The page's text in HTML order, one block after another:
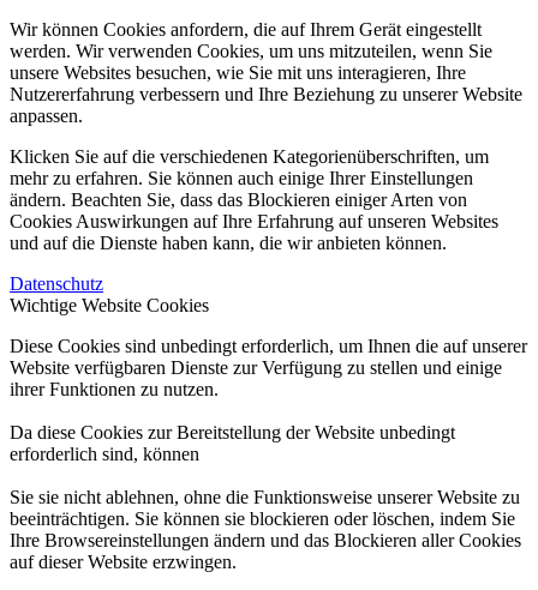
Wir können Cookies anfordern, die auf Ihrem Gerät eingestellt
werden. Wir verwenden Cookies, um uns mitzuteilen, wenn Sie
unsere Websites besuchen, wie Sie mit uns interagieren, Ihre
Nutzererfahrung verbessern und Ihre Beziehung zu unserer Website
anpassen.
Klicken Sie auf die verschiedenen Kategorienüberschriften, um
mehr zu erfahren. Sie können auch einige Ihrer Einstellungen
ändern. Beachten Sie, dass das Blockieren einiger Arten von
Cookies Auswirkungen auf Ihre Erfahrung auf unseren Websites
und auf die Dienste haben kann, die wir anbieten können.
Datenschutz
Wichtige Website Cookies
Diese Cookies sind unbedingt erforderlich, um Ihnen die auf unserer
Website verfügbaren Dienste zur Verfügung zu stellen und einige
ihrer Funktionen zu nutzen.
Da diese Cookies zur Bereitstellung der Website unbedingt
erforderlich sind, können
Sie sie nicht ablehnen, ohne die Funktionsweise unserer Website zu
beeinträchtigen. Sie können sie blockieren oder löschen, indem Sie
Ihre Browsereinstellungen ändern und das Blockieren aller Cookies
auf dieser Website erzwingen.